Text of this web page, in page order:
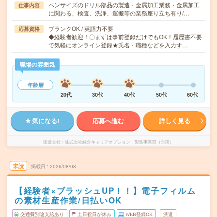
仕事内容
ペンサイズのドリル部品の製造・金属加工業務・金属加工
に関わる、検査、洗浄、運搬等の業務座り立ち有り/…
応募資格
ブランクOK / 英語力不要
◆経験者歓迎！〇まずは事前登録だけでもOK！履歴書不要
で気軽にオンライン登録★氏名・職種などを入力す…
職場の雰囲気
年齢層
20代
30代 40代 50代 60代
気になる! 応募へ進む 詳しく見る
派遣会社 株式会社綜合キャリアオプション 製造事業部（全国）
未読 掲載日 2026/08/08
【経験者×ブラッシュUP！！】電子フィルム
の素材生産作業/日払いOK
交通費別途支給あり 土日祝日が休み WEB登録OK 派遣